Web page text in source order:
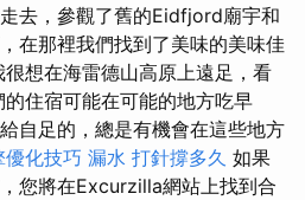
去，參觀了舊的Eidfjord廟宇和
在那裡我們找到了美味的美味佳
想在海雷德山高原上遠足，看
住宿可能在可能的地方吃早
自足的，總是有機會在這些地方
化技巧 漏水 打針撐多久 如果
您將在Excurzilla網站上找到合